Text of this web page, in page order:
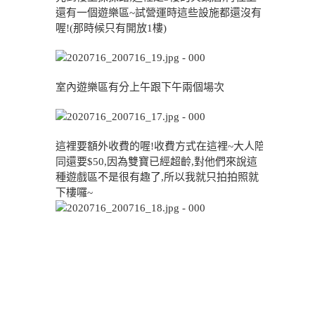
還有一個遊樂區~試營運時這些設施都還沒有
喔!(那時候只有開放1樓)
室內遊樂區有分上午跟下午兩個場次
這裡要額外收費的喔!收費方式在這裡~大人陪
同還要$50,因為雙寶已經超齡,對他們來說這
種遊戲區不是很有趣了,所以我就只拍拍照就
下樓囉~